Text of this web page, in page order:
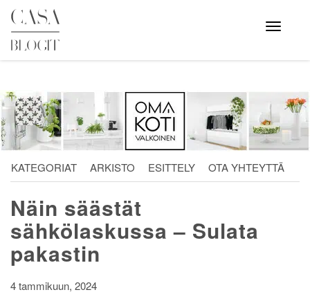
Skip
content
Avaa
valikko
KATEGORIAT ARKISTO ESITTELY OTA YHTEYTTÄ
Näin säästät
sähkölaskussa – Sulata
pakastin
4 tammikuun, 2024